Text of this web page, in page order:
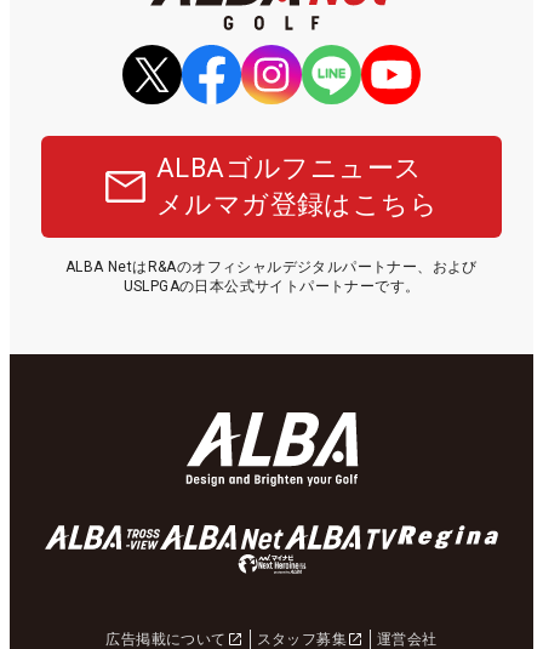
ALBAゴルフニュース
メルマガ登録はこちら
ALBA NetはR&Aのオフィシャルデジタルパートナー、および
USLPGAの日本公式サイトパートナーです。
広告掲載について スタッフ募集 運営会社